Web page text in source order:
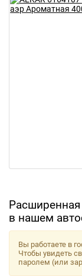
Расширенная
в нашем
Вы работаете в
Чтобы увидеть
паролем (или